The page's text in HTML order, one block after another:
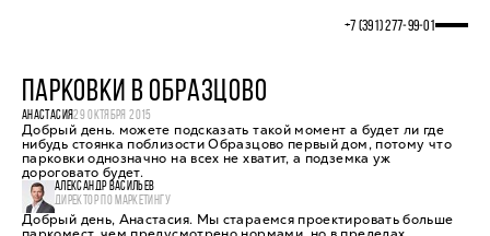
+7 (391) 277‒99‒01
ПАРКОВКИ В ОБРАЗЦОВО
АНАСТАСИЯ29 ОКТЯБРЯ 2015
Добрый день. можете подсказать такой момент а будет ли где
нибудь стоянка поблизости Образцово первый дом, потому что
парковки однозначно на всех не хватит, а подземка уж
дороговато будет.
АЛЕКСАНДР ВАСИЛЬЕВ
ДИРЕКТОР ПО МАРКЕТИНГУ
Добрый день, Анастасия. Мы стараемся проектировать больше